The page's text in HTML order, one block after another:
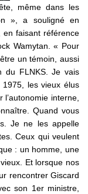
même dans les
», a souligné en
en faisant référence
Wamytan. « Pour
un témoin, aussi
du FLNKS. Je vais
1975, les vieux élus
interne,
Quand vous
Je ne les appelle
Ceux qui veulent
: un homme, une
Et lorsque nos
rencontrer Giscard
son 1er ministre,